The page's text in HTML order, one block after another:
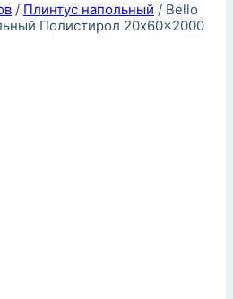
/ Плинтус напольный / Bello
Полистирол 20x60x2000